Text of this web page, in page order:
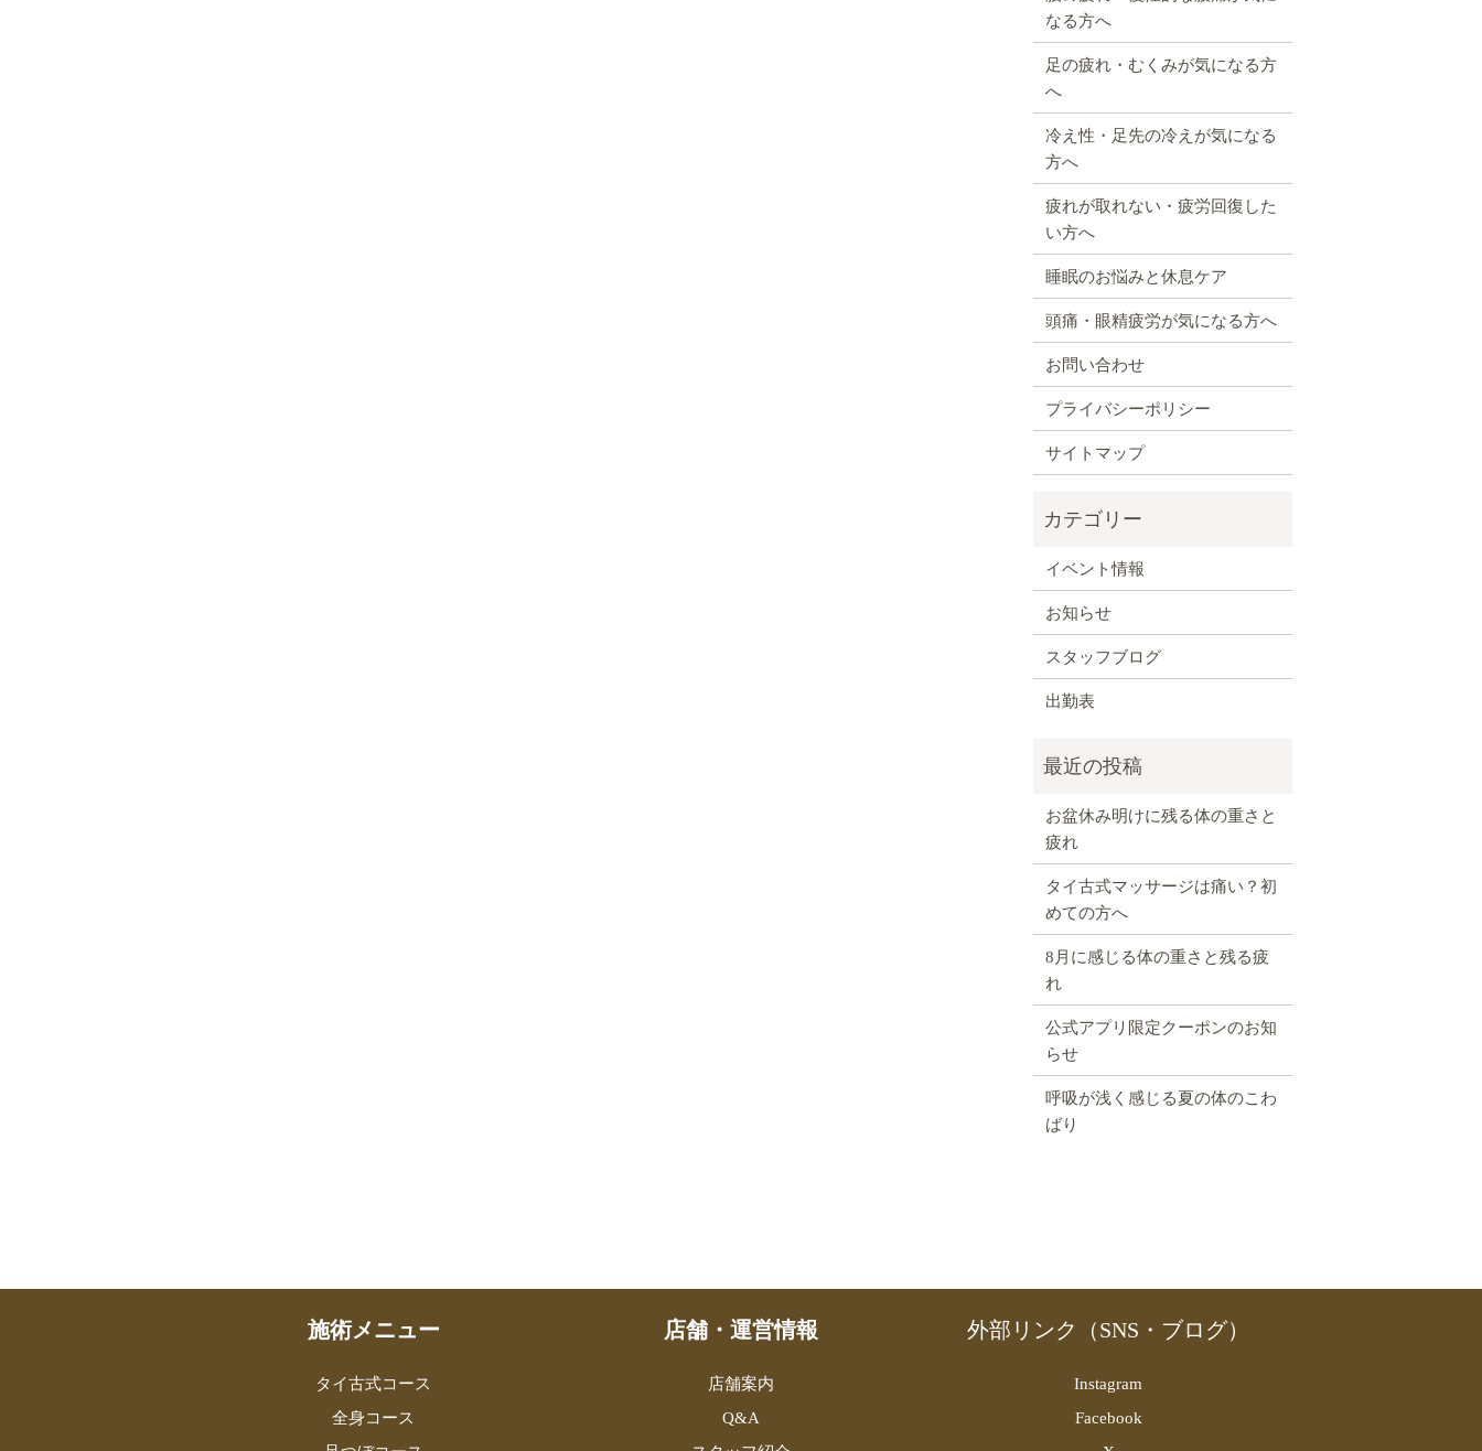
なる方へ
足の疲れ・むくみが気になる方
へ
冷え性・足先の冷えが気になる
方へ
疲れが取れない・疲労回復した
い方へ
睡眠のお悩みと休息ケア
頭痛・眼精疲労が気になる方へ
お問い合わせ
プライバシーポリシー
サイトマップ
イベント情報
お知らせ
スタッフブログ
出勤表
お盆休み明けに残る体の重さと
疲れ
タイ古式マッサージは痛い？初
めての方へ
8月に感じる体の重さと残る疲
れ
公式アプリ限定クーポンのお知
らせ
呼吸が浅く感じる夏の体のこわ
ばり
施術メニュー
タイ古式コース
全身コース
店舗・運営情報
店舗案内
Q&A
外部リンク（SNS・ブログ）
Instagram
Facebook